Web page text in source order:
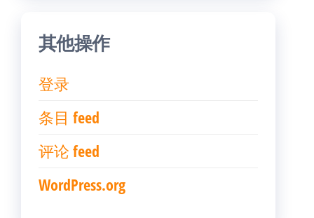
其他操作
登录
条目 feed
评论 feed
WordPress.org